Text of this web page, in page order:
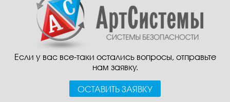
Если у вас все-таки остались вопросы, отправьте
нам заявку.
ОСТАВИТЬ ЗАЯВКУ